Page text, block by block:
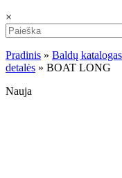
×
Pradinis » Baldų katalogas
detalės » BOAT LONG
Nauja